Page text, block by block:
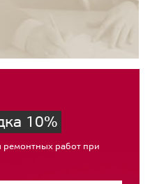
10%
ремонтных работ при